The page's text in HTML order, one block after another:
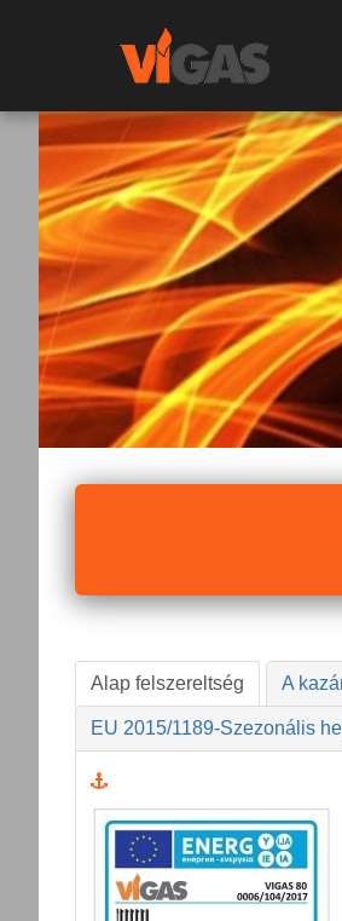
Alap felszereltség A
EU 2015/1189-Szezonális